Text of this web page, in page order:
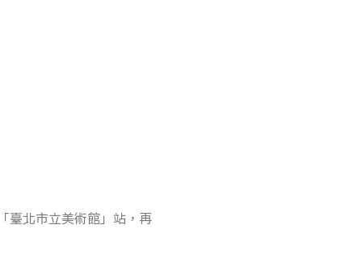
臺北市立美術館」站，再